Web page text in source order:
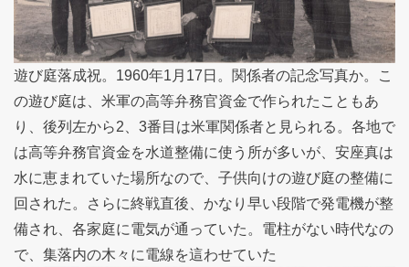
遊び庭落成祝。1960年1月17日。関係者の記念写真か。こ
の遊び庭は、米軍の高等弁務官資金で作られたこともあ
り、後列左から2、3番目は米軍関係者と見られる。各地で
は高等弁務官資金を水道整備に使う所が多いが、安座真は
水に恵まれていた場所なので、子供向けの遊び庭の整備に
回された。さらに終戦直後、かなり早い段階で発電機が整
備され、各家庭に電気が通っていた。電柱がない時代なの
で、集落内の木々に電線を這わせていた